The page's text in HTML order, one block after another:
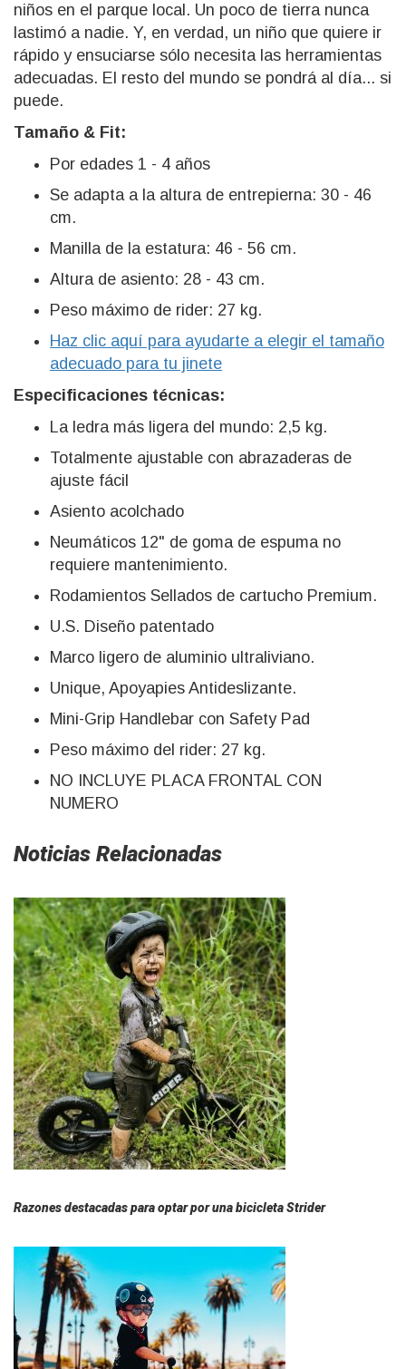
niños en el parque local. Un poco de tierra nunca
lastimó a nadie. Y, en verdad, un niño que quiere ir
rápido y ensuciarse sólo necesita las herramientas
adecuadas. El resto del mundo se pondrá al día... si
puede.
Tamaño & Fit:
Por edades 1 - 4 años
Se adapta a la altura de entrepierna: 30 - 46
cm.
Manilla de la estatura: 46 - 56 cm.
Altura de asiento: 28 - 43 cm.
Peso máximo de rider: 27 kg.
Haz clic aquí para ayudarte a elegir el tamaño
adecuado para tu jinete
Especificaciones técnicas:
La ledra más ligera del mundo: 2,5 kg.
Totalmente ajustable con abrazaderas de
ajuste fácil
Asiento acolchado
Neumáticos 12" de goma de espuma no
requiere mantenimiento.
Rodamientos Sellados de cartucho Premium.
U.S. Diseño patentado
Marco ligero de aluminio ultraliviano.
Unique, Apoyapies Antideslizante.
Mini-Grip Handlebar con Safety Pad
Peso máximo del rider: 27 kg.
NO INCLUYE PLACA FRONTAL CON
NUMERO
Noticias Relacionadas
Razones destacadas para optar por una bicicleta Strider